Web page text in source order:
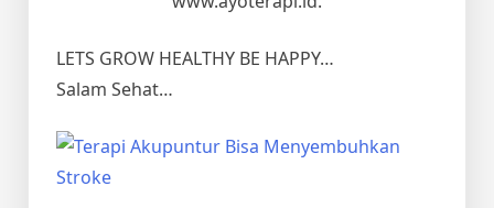
LETS GROW HEALTHY BE HAPPY…
Salam Sehat…